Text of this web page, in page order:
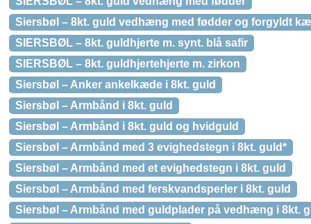
Siersbøl – 8kt. guld vedhæng med fødder og forgyldt
SIERSBØL – 8kt. guldhjerte m. synt. blå safir
SIERSBØL – 8kt. guldhjertehjerte m. zirkon
Siersbøl – Anker ankelkæde i 8kt. guld
Siersbøl – Armbånd i 8kt. guld
Siersbøl – Armbånd i 8kt. guld og hvidguld
Siersbøl – Armbånd med 3 evighedstegn i 8kt. guld*
Siersbøl – Armbånd med et evighedstegn i 8kt. guld
Siersbøl – Armbånd med ferskvandsperler i 8kt. guld
Siersbøl – Armbånd med guldplader på vedhæng i 8kt.